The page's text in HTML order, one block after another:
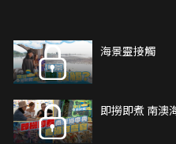
海景靈接觸
即撈即煮 南澳